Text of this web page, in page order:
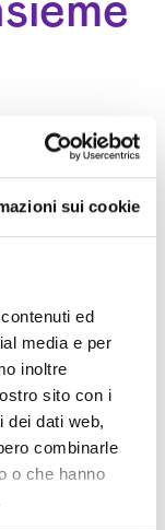
sui cookie
ed
media e per
inoltre
sito con i
dei dati web,
combinarle
o che hanno
Napoli